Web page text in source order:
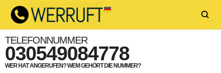
TELEFONNUMMER
030549084778
WER HAT ANGERUFEN? WEM GEHÖRT DIE NUMMER?